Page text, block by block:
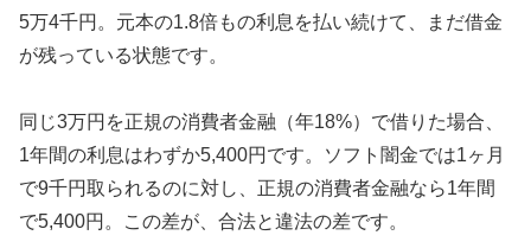
5万4千円。元本の1.8倍もの利息を払い続けて、まだ借金
が残っている状態です。
同じ3万円を正規の消費者金融（年18%）で借りた場合、
1年間の利息はわずか5,400円です。ソフト闇金では1ヶ月
で9千円取られるのに対し、正規の消費者金融なら1年間
で5,400円。この差が、合法と違法の差です。